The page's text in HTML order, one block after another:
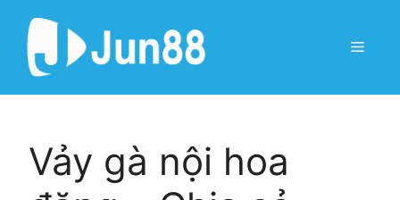
dung
Menu
Vảy gà nội hoa